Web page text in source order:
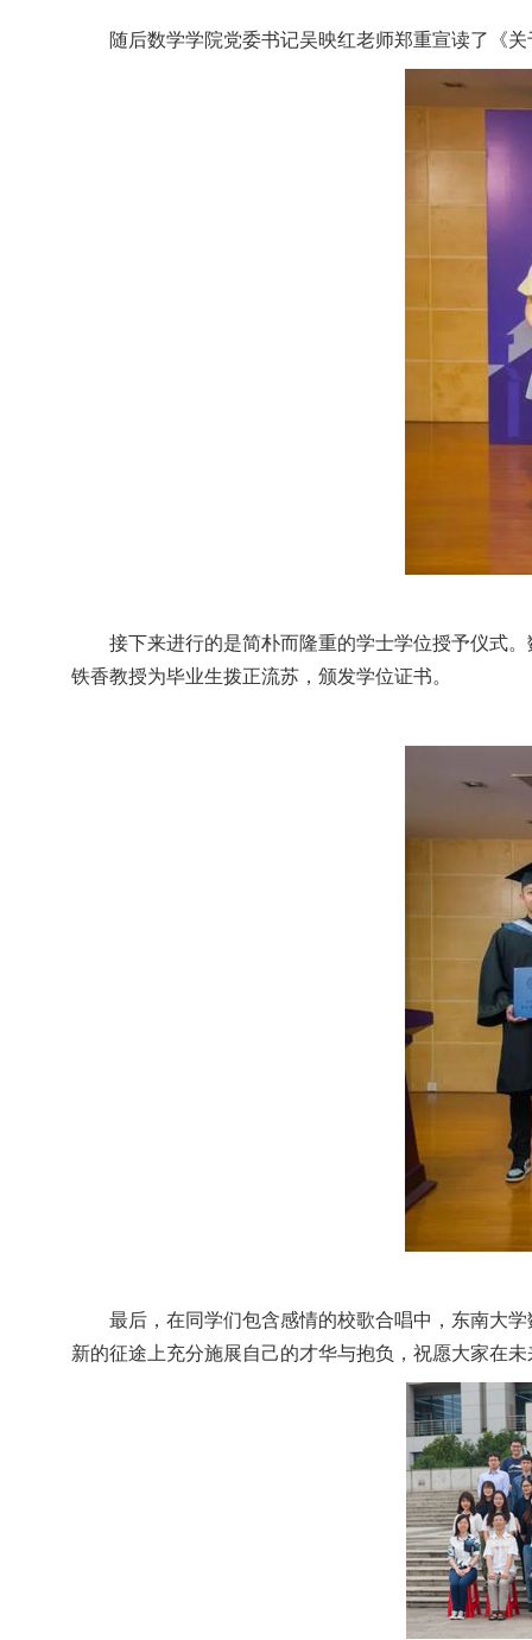
随后数学学院党委书记吴映红老师郑重宣读了《关
接下来进行的是简朴而隆重的学士学位授予仪式
铁香教授为毕业生拨正流苏，颁发学位证书。
最后，在同学们包含感情的校歌合唱中，东南大学
新的征途上充分施展自己的才华与抱负，祝愿大家在